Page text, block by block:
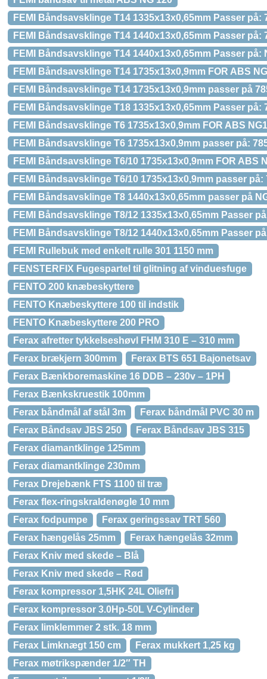
FEMI Båndsavsklinge T14 1335x13x0,65mm Passer på:
FEMI Båndsavsklinge T14 1440x13x0,65mm Passer på:
FEMI Båndsavsklinge T14 1440x13x0,65mm Passer på:
FEMI Båndsavsklinge T14 1735x13x0,9mm FOR ABS
FEMI Båndsavsklinge T14 1735x13x0,9mm passer på
FEMI Båndsavsklinge T18 1335x13x0,65mm Passer på:
FEMI Båndsavsklinge T6 1735x13x0,9mm FOR ABS
FEMI Båndsavsklinge T6 1735x13x0,9mm passer på:
FEMI Båndsavsklinge T6/10 1735x13x0,9mm FOR ABS
FEMI Båndsavsklinge T6/10 1735x13x0,9mm passer på:
FEMI Båndsavsklinge T8 1440x13x0,65mm passer på
FEMI Båndsavsklinge T8/12 1335x13x0,65mm Passer
FEMI Båndsavsklinge T8/12 1440x13x0,65mm Passer
FEMI Rullebuk med enkelt rulle 301 1150 mm
FENSTERFIX Fugespartel til glitning af vinduesfuge
FENTO 200 knæbeskyttere
FENTO Knæbeskyttere 100 til indstik
FENTO Knæbeskyttere 200 PRO
Ferax afretter tykkelseshøvl FHM 310 E – 310 mm
Ferax brækjern 300mm
Ferax BTS 651 Bajonetsav
Ferax Bænkboremaskine 16 DDB – 230v – 1PH
Ferax Bænkskruestik 100mm
Ferax båndmål af stål 3m
Ferax båndmål PVC 30 m
Ferax Båndsav JBS 250
Ferax Båndsav JBS 315
Ferax diamantklinge 125mm
Ferax diamantklinge 230mm
Ferax Drejebænk FTS 1100 til træ
Ferax flex-ringskraldenøgle 10 mm
Ferax fodpumpe
Ferax geringssav TRT 560
Ferax hængelås 25mm
Ferax hængelås 32mm
Ferax Kniv med skede – Blå
Ferax Kniv med skede – Rød
Ferax kompressor 1,5HK 24L Oliefri
Ferax kompressor 3.0Hp-50L V-Cylinder
Ferax limklemmer 2 stk. 18 mm
Ferax Limknægt 150 cm
Ferax mukkert 1,25 kg
Ferax møtrikspænder 1/2″ TH